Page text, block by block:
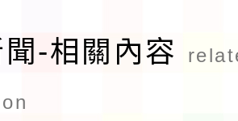
-相關內容